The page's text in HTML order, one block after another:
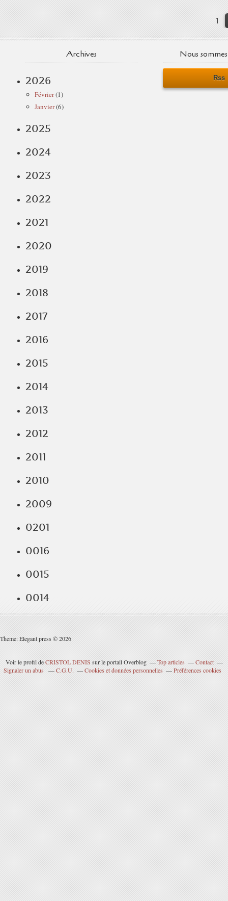
1
Archives
2026
Février(1)
Janvier(6)
2025
2024
2023
2022
2021
2020
2019
2018
2017
2016
2015
2014
2013
2012
2011
2010
2009
0201
0016
0015
0014
Nous
Rss
Theme: Elegant press © 2026
Voir le profil deCRISTOL DENIS sur le portail Overblog Top articles
Contact
Signaler un abus
C.G.U. Cookies et données personnelles Préférences cookies